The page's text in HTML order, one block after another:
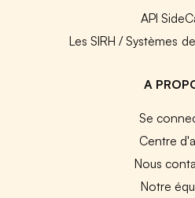
API
Les SIRH / Systèmes
A
Se
Centre
Nous
Notre